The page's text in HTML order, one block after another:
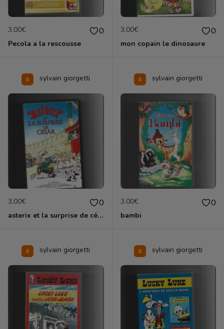
3.00€ 0
Pecola a la rescousse
3.00€ 0
mon copain le dinosaure
sylvain giorgetti
3.00€ 0
asterix et la surprise de césar
sylvain giorgetti
3.00€ 0
bambi
sylvain giorgetti sylvain giorgetti